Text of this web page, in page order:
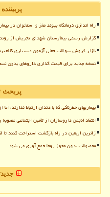
راه اندازی درمانگاه پیوند مغز و استخوان در
گزارش رسمی بیمارستان شهدای تجریش از
بازار فروش سوالات جعلی آزمون دستیاری کلاهبرداری ۲۵۰ میلیون تومانی از
نسخه جدید برای قیمت گذاری داروهای بدون
پربحث
بیماریهای خطرناکی که با دندان ارتباط ندارند،
انتقاد انجمن داروسازان از تأمین اجتماعی مصوبه
زائرین اربعین در راه بازگشت استراحت کنند
محصولات بدون مجوز روجا جمع آوری می شود